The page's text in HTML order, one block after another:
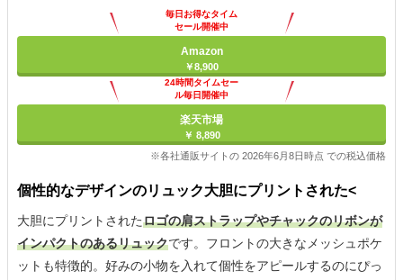
毎日お得なタイム
セール開催中
Amazon
￥8,900
24時間タイムセー
ル毎日開催中
楽天市場
￥ 8,890
※各社通販サイトの 2026年6月8日時点 での税込価格
個性的なデザインのリュック大胆にプリントされた<
大胆にプリントされたロゴの肩ストラップやチャックのリボンが
インパクトのあるリュックです。フロントの大きなメッシュポケ
ットも特徴的。好みの小物を入れて個性をアピールするのにぴっ